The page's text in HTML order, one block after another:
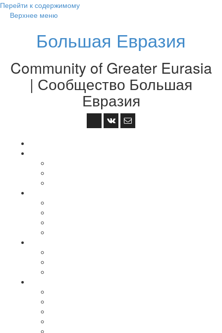
Перейти к содержимому
Верхнее меню
Большая Евразия
Community of Greater Eurasia
| Сообщество Большая
Евразия